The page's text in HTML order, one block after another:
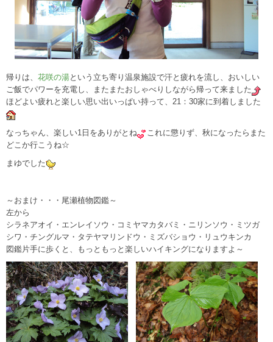
帰りは、 花咲の湯という立ち寄り温泉施設で汗と疲れを流し、おいしい
ご飯でパワーを充電し、またまたおしゃべりしながら帰って来ました
ほどよい疲れと楽しい思い出いっぱい持って、21：30家に到着しました
なっちゃん、楽しい1日をありがとね
これに懲りず、秋になったらまた
どこか行こうね☆
まゆでした
～おまけ・・・尾瀬植物図鑑～
左から
シラネアオイ・エンレイソウ・コミヤマカタバミ・ニリンソウ・ミツガ
シワ・チングルマ・タテヤマリンドウ・ミズバショウ・リュウキンカ
図鑑片手に歩くと、もっともっと楽しいハイキングになりますよ～